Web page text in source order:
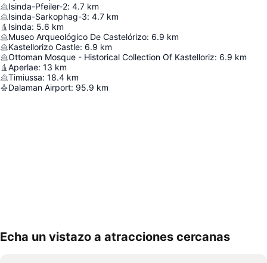
Isinda-Pfeiler-2: 4.7 km
Isinda-Sarkophag-3: 4.7 km
Isinda: 5.6 km
Museo Arqueológico De Castelórizo: 6.9 km
Kastellorizo Castle: 6.9 km
Ottoman Mosque - Historical Collection Of Kastelloriz: 6.9 km
Aperlae: 13 km
Timiussa: 18.4 km
Dalaman Airport: 95.9 km
Echa un vistazo a atracciones cercanas